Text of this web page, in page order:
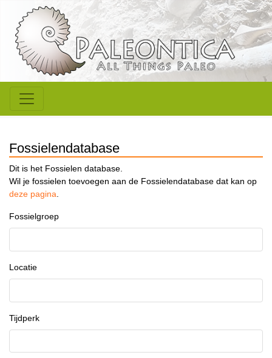
Fossielendatabase
Dit is het Fossielen database.
Wil je fossielen toevoegen aan de Fossielendatabase dat kan op
deze pagina.
Fossielgroep
Locatie
Tijdperk